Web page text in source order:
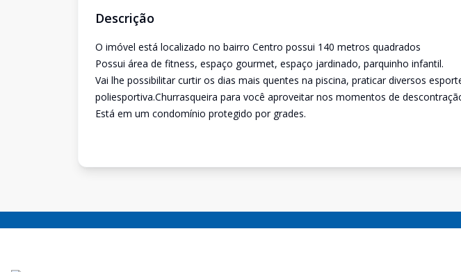
Descrição
O imóvel está localizado no bairro Centro possui 140 metros quadrados
Possui área de fitness, espaço gourmet, espaço jardinado, parquinho infantil.
Vai lhe possibilitar curtir os dias mais quentes na piscina, praticar diversos
poliesportiva.Churrasqueira para você aproveitar nos momentos de
Está em um condomínio protegido por grades.